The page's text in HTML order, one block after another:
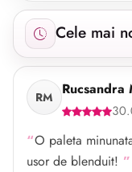
Cele mai
Afișăm 23 recenzii
RM Rucsandra
O paleta
usor de blenduit!